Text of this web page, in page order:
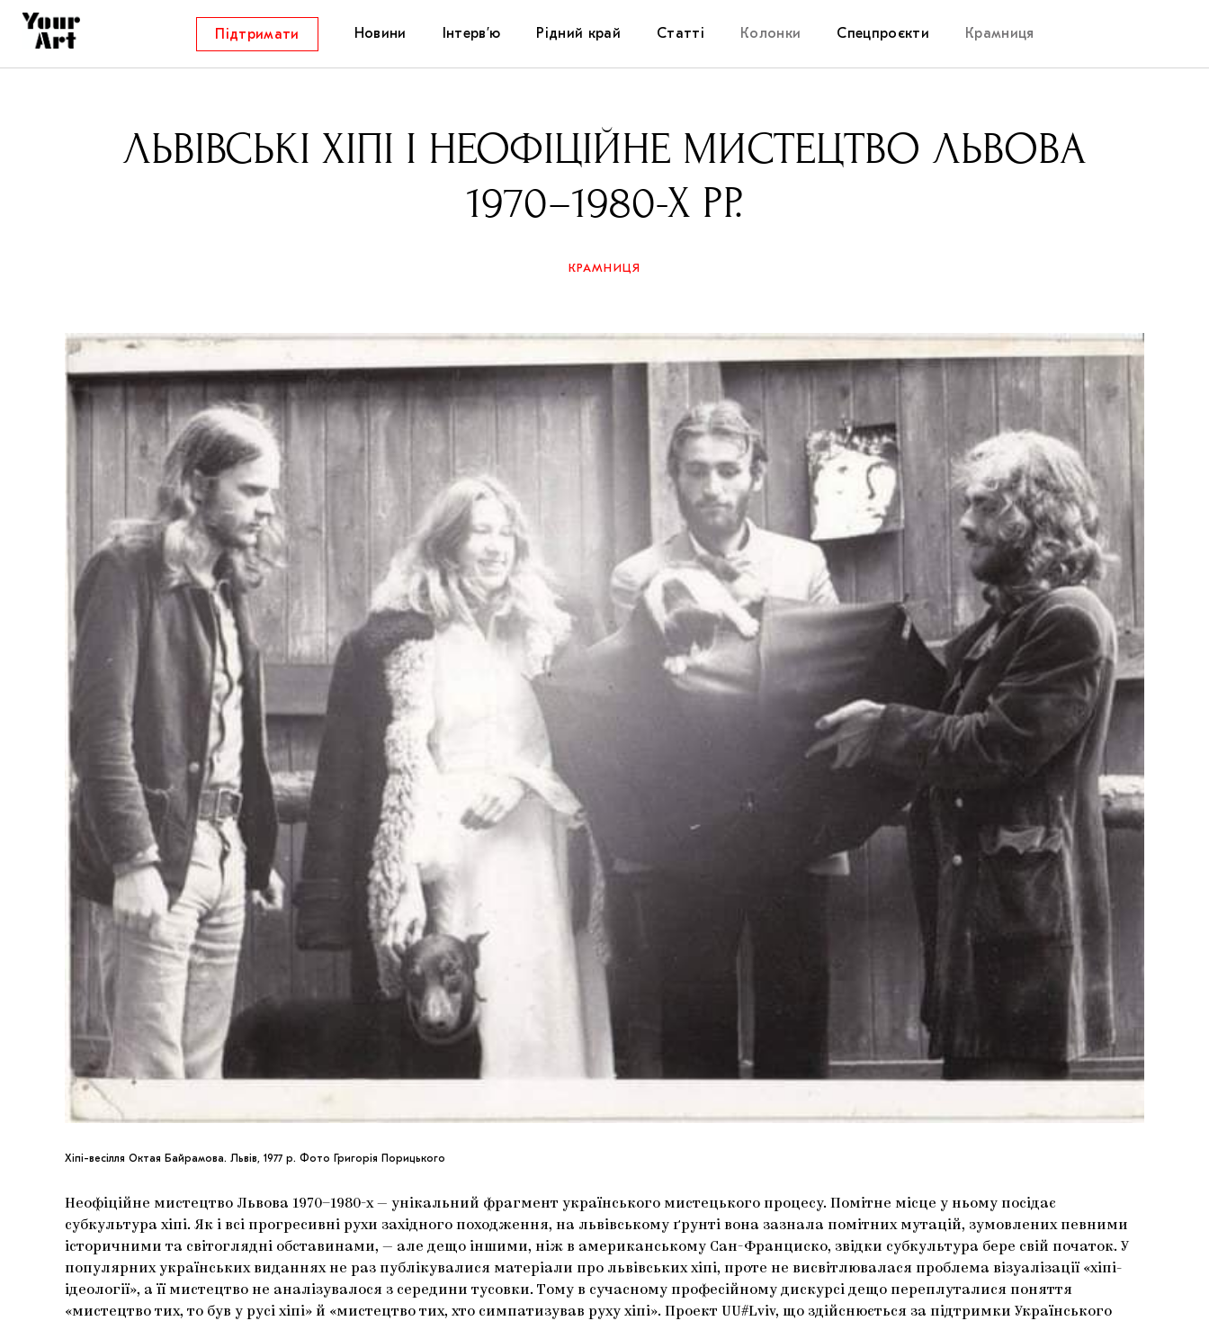
Підтримати Новини Інтерв’ю
Куратори
Архітектура
Рідний край
Самоорганізації
Освіта
Галереї
Артцентри
Статті
Коментарі
Історії
Колонки Спецпроєкти
Запалення
Крамниця
ЛЬВІВСЬКІ ХІПІ І НЕОФІЦІЙНЕ МИСТЕЦТВО ЛЬВОВА
1970–1980-Х РР.
КРАМНИЦЯ
Хіпі-весілля Октая Байрамова. Львів, 1977 р. Фото Григорія Порицького
Неофіційне мистецтво Львова 1970–1980-х — унікальний фрагмент українського мистецького процесу. Помітне місце у ньому посідає
субкультура хіпі. Як і всі прогресивні рухи західного походження, на львівському ґрунті вона зазнала помітних мутацій, зумовлених певними
історичними та світоглядні обставинами, — але дещо іншими, ніж в американському Сан-Франциско, звідки субкультура бере свій початок. У
популярних українських виданнях не раз публікувалися матеріали про львівських хіпі, проте не висвітлювалася проблема візуалізації «хіпі-
ідеології», а її мистецтво не аналізувалося з середини тусовки. Тому в сучасному професійному дискурсі дещо переплуталися поняття
«мистецтво тих, то був у русі хіпі» й «мистецтво тих, хто симпатизував руху хіпі». Проект UU#Lviv, що здійснюється за підтримки Українського